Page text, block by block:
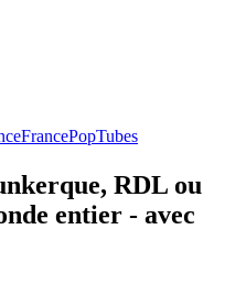
FrancePopTubes
RDL ou
entier - avec